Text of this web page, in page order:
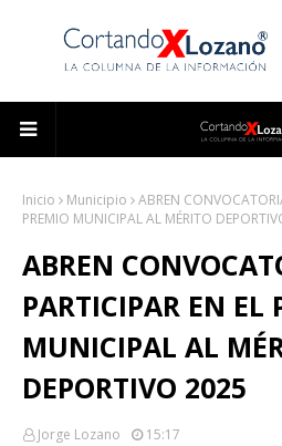
Inicio Municipio
ABREN
PREMIO MUNICIPAL AL MÉRITO
ABREN
PARTICIPAR EN EL
MUNICIPAL AL
DEPORTIVO 2025
Jorge Lozano 15:17